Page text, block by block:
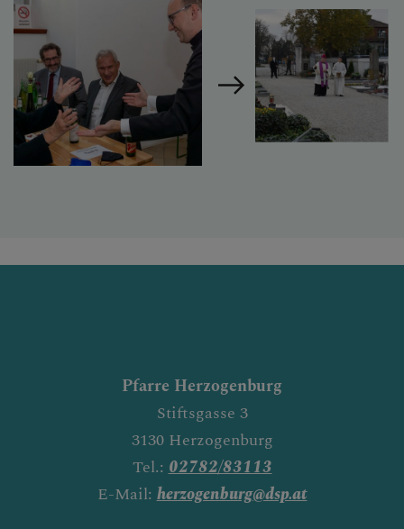
Pfarre Herzogenburg
Stiftsgasse 3
3130 Herzogenburg
Tel.:02782/83113
E-Mail:herzogenburg@dsp.at